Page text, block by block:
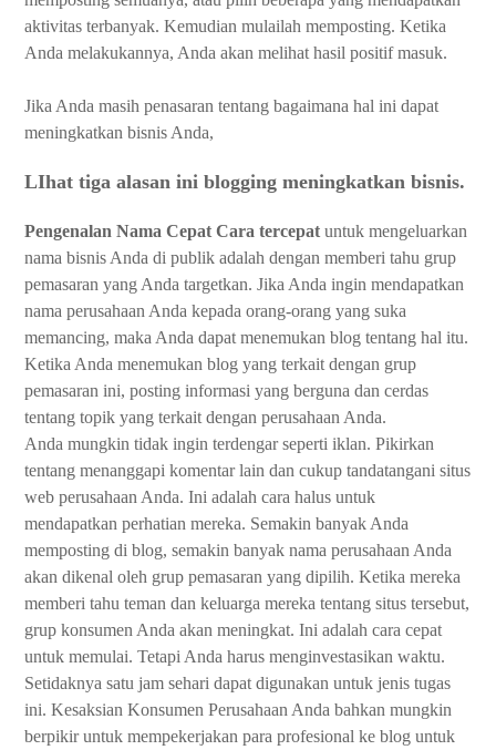
aktivitas terbanyak. Kemudian mulailah memposting. Ketika
Anda melakukannya, Anda akan melihat hasil positif masuk.
Jika Anda masih penasaran tentang bagaimana hal ini dapat
meningkatkan bisnis Anda,
LIhat tiga alasan ini blogging meningkatkan bisnis.
Pengenalan Nama Cepat Cara tercepat untuk mengeluarkan
nama bisnis Anda di publik adalah dengan memberi tahu grup
pemasaran yang Anda targetkan. Jika Anda ingin mendapatkan
nama perusahaan Anda kepada orang-orang yang suka
memancing, maka Anda dapat menemukan blog tentang hal itu.
Ketika Anda menemukan blog yang terkait dengan grup
pemasaran ini, posting informasi yang berguna dan cerdas
tentang topik yang terkait dengan perusahaan Anda.
Anda mungkin tidak ingin terdengar seperti iklan. Pikirkan
tentang menanggapi komentar lain dan cukup tandatangani situs
web perusahaan Anda. Ini adalah cara halus untuk
mendapatkan perhatian mereka. Semakin banyak Anda
memposting di blog, semakin banyak nama perusahaan Anda
akan dikenal oleh grup pemasaran yang dipilih. Ketika mereka
memberi tahu teman dan keluarga mereka tentang situs tersebut,
grup konsumen Anda akan meningkat. Ini adalah cara cepat
untuk memulai. Tetapi Anda harus menginvestasikan waktu.
Setidaknya satu jam sehari dapat digunakan untuk jenis tugas
ini. Kesaksian Konsumen Perusahaan Anda bahkan mungkin
berpikir untuk mempekerjakan para profesional ke blog untuk